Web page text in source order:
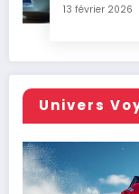
13 février 2026
Univers